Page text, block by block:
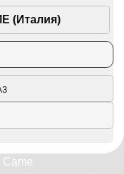
(Италия)
Came